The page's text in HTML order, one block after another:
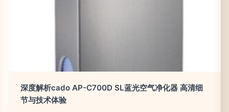
深度解析cado AP-C700D SL蓝光空气净化器 高清细
节与技术体验